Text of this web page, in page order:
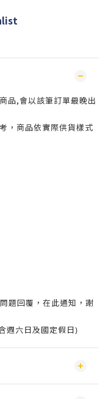
品,會以該筆訂單最晚出
，商品依實際供貨樣式
題回覆，在此通知，謝
週六日及國定假日)